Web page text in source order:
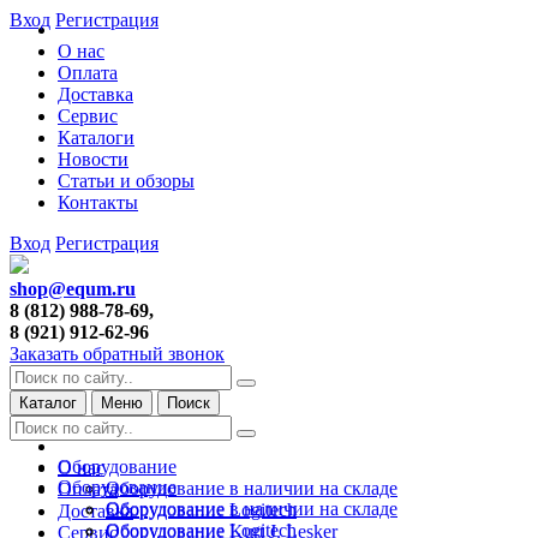
О нас
Оплата
Доставка
Сервис
Каталоги
Новости
Статьи и обзоры
Контакты
Вход Регистрация
Вход Регистрация
shop@equm.ru
8 (812) 988-78-69,
8 (921) 912-62-96
Заказать обратный звонок
Каталог Меню Поиск
О нас
Оплата
Доставка
Сервис
Оборудование
Оборудование в наличии на складе
Оборудование Logitech
Оборудование Kurt J. Lesker
Оборудование
Оборудование в наличии на складе
Оборудование Logitech